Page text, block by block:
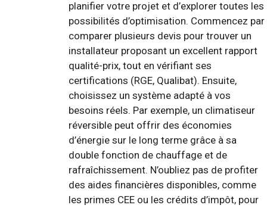
planifier votre projet et d’explorer toutes les
possibilités d’optimisation. Commencez par
comparer plusieurs devis pour trouver un
installateur proposant un excellent rapport
qualité-prix, tout en vérifiant ses
certifications (RGE, Qualibat). Ensuite,
choisissez un système adapté à vos
besoins réels. Par exemple, un climatiseur
réversible peut offrir des économies
d’énergie sur le long terme grâce à sa
double fonction de chauffage et de
rafraîchissement. N’oubliez pas de profiter
des aides financières disponibles, comme
les primes CEE ou les crédits d’impôt, pour